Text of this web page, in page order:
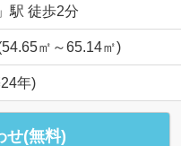
駅 徒歩2分
㎡～65.14㎡)
年)
せ(無料)